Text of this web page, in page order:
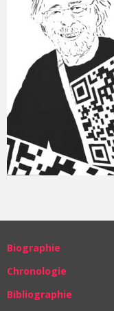
Biographie
Chronologie
Bibliographie